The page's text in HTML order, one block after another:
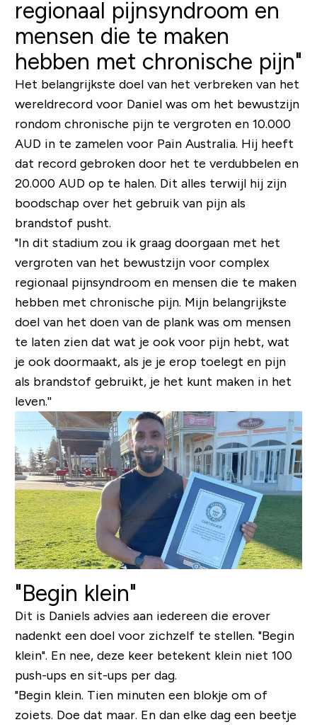
regionaal pijnsyndroom en
mensen die te maken
hebben met chronische pijn"
Het belangrijkste doel van het verbreken van het
wereldrecord voor Daniel was om het bewustzijn
rondom chronische pijn te vergroten en 10.000
AUD in te zamelen voor Pain Australia. Hij heeft
dat record gebroken door het te verdubbelen en
20.000 AUD op te halen. Dit alles terwijl hij zijn
boodschap over het gebruik van pijn als
brandstof pusht.
"In dit stadium zou ik graag doorgaan met het
vergroten van het bewustzijn voor complex
regionaal pijnsyndroom en mensen die te maken
hebben met chronische pijn. Mijn belangrijkste
doel van het doen van de plank was om mensen
te laten zien dat wat je ook voor pijn hebt, wat
je ook doormaakt, als je je erop toelegt en pijn
als brandstof gebruikt, je het kunt maken in het
leven.''
"Begin klein"
Dit is Daniels advies aan iedereen die erover
nadenkt een doel voor zichzelf te stellen. "Begin
klein". En nee, deze keer betekent klein niet 100
push-ups en sit-ups per dag.
"Begin klein. Tien minuten een blokje om of
zoiets. Doe dat maar. En dan elke dag een beetje